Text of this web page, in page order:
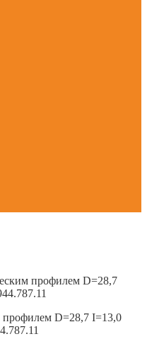
профилем D=28,7
профилем D=28,7 I=13,0